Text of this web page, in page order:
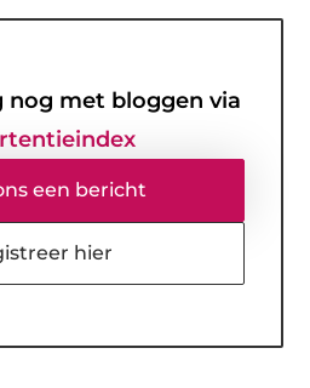
nog met bloggen via
een bericht
hier